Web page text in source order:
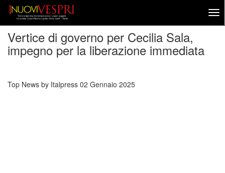
Vertice di governo per Cecilia Sala,
impegno per la liberazione immediata
Top News by Italpress 02 Gennaio 2025